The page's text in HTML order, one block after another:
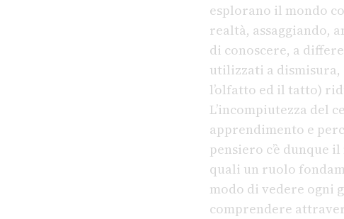
esplorano il mondo
realtà, assaggiando,
di conoscere, a
utilizzati a
l’olfatto ed il tatto)
L’incompiutezza del
apprendimento e
pensiero c’è dunque
quali un ruolo
modo di vedere ogni
comprendere